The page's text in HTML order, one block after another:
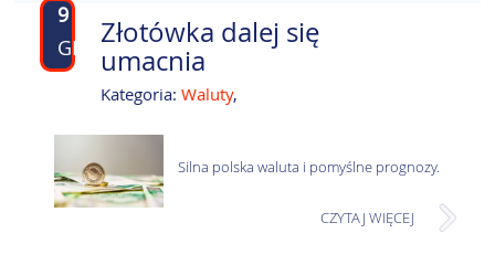
9
GRU
Złotówka dalej się
umacnia
Kategoria: Waluty,
Silna polska waluta i pomyślne prognozy.
CZYTAJ WIĘCEJ